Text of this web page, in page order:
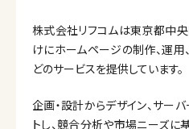
株式会社リフコムは東京都中
けにホームページの制作、運用
どのサービスを提供しています。
企画・設計からデザイン、サー
トし、競合分析や市場ニーズ